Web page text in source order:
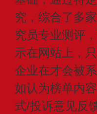
究，综合了多
究员专业测评
示在网站上，
企业在才会被
如认为榜单内
式/投诉意见反